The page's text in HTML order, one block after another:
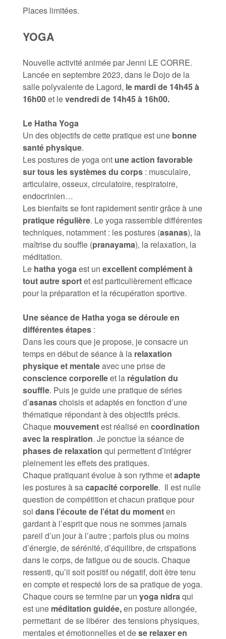
Places limitées.
YOGA
Nouvelle activité animée par Jenni LE CORRE.
Lancée en septembre 2023, dans le Dojo de la
salle polyvalente de Lagord, le mardi de 14h45 à
16h00et levendredi de 14h45 à 16h00.
Le Hatha Yoga
Un des objectifs de cette pratique est une bonne
santé physique.
Les postures de yoga ont une action favorable
sur tous les systèmes du corps : musculaire,
articulaire, osseux, circulatoire, respiratoire,
endocrinien…
Les bienfaits se font rapidement sentir grâce à une
pratique régulière. Le yoga rassemble différentes
techniques, notamment : les postures (asanas), la
maîtrise du souffle (pranayama), la relaxation, la
méditation.
Le hatha yogaest un excellent complément à
tout autre sportet est particulièrement efficace
pour la préparation et la récupération sportive.
Une séance de Hatha yoga se déroule en
différentes étapes:
Dans les cours que je propose, je consacre un
temps en début de séance à la relaxation
physique et mentaleavec une prise de
conscience corporelleet la régulation du
souffle. Puis je guide une pratique de séries
d’asanaschoisis et adaptés en fonction d’une
thématique répondant à des objectifs précis.
Chaque mouvementest réalisé en coordination
avec la respiration. Je ponctue la séance de
phases de relaxation qui permettent d’intégrer
pleinement les effets des pratiques.
Chaque pratiquant évolue à son rythme etadapte
les postures à sacapacité corporelle. Il est nulle
question de compétition et chacun pratique pour
soi dans l’écoute de l’état du momenten
gardant à l’esprit que nous ne sommes jamais
pareil d’un jour à l’autre ; parfois plus ou moins
d’énergie, de sérénité, d’équilibre, de crispations
dans le corps, de fatigue ou de soucis. Chaque
ressenti, qu’il soit positif ou négatif, doit être tenu
en compte et respecté lors de sa pratique de yoga.
Chaque cours se termine par un yoga nidraqui
est une méditation guidée,en posture allongée,
permettant de se libérer des tensions physiques,
mentales et émotionnelles et dese relaxer en